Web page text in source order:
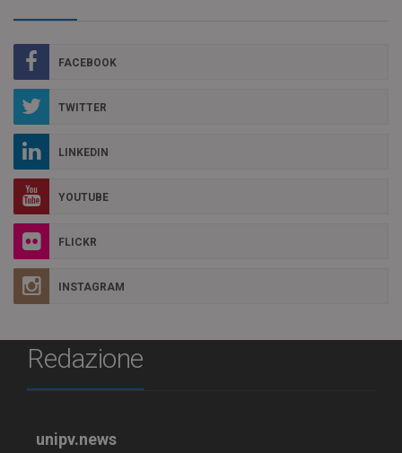
FACEBOOK
TWITTER
LINKEDIN
YOUTUBE
FLICKR
INSTAGRAM
Redazione
unipv.news